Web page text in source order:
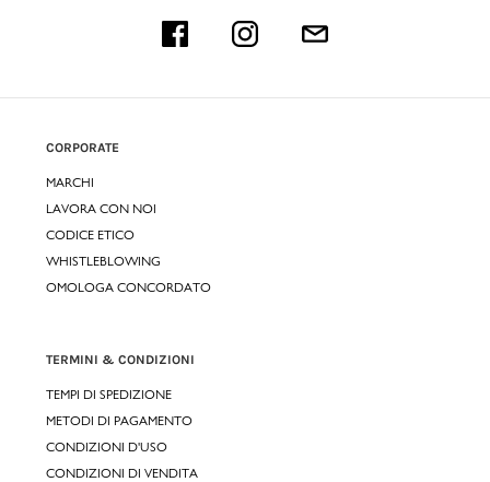
CORPORATE
MARCHI
LAVORA CON NOI
CODICE ETICO
WHISTLEBLOWING
OMOLOGA CONCORDATO
TERMINI & CONDIZIONI
TEMPI DI SPEDIZIONE
METODI DI PAGAMENTO
CONDIZIONI D'USO
CONDIZIONI DI VENDITA